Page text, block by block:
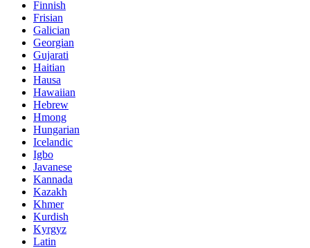
Finnish
Frisian
Galician
Georgian
Gujarati
Haitian
Hausa
Hawaiian
Hebrew
Hmong
Hungarian
Icelandic
Igbo
Javanese
Kannada
Kazakh
Khmer
Kurdish
Kyrgyz
Latin